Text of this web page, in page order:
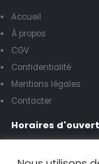
Accueil
À propos
CGV
Confidentialité
Mentions légales
Contacter
Horaires